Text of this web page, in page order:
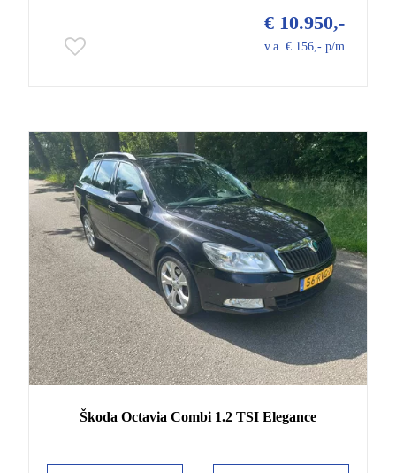
€ 10.950,-
v.a. € 156,- p/m
Škoda Octavia Combi 1.2 TSI Elegance